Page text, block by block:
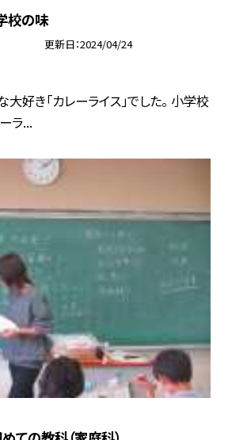
校の味
更新日 2024/04/24
好き「カレーライス」でした。 小学校
ラ...